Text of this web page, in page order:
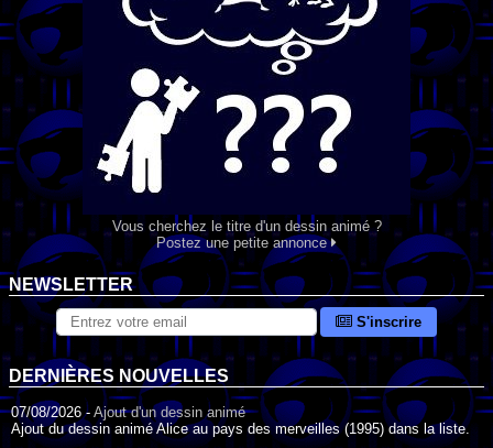
Vous cherchez le titre d'un dessin animé ?
Postez une petite annonce
NEWSLETTER
S'inscrire
DERNIÈRES NOUVELLES
07/08/2026 - Ajout d'un dessin animé
Ajout du dessin animé Alice au pays des merveilles (1995) dans la liste.